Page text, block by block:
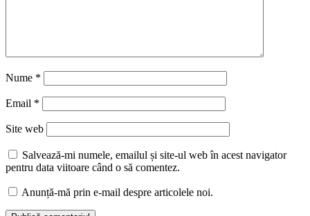
Nume *
Email *
Site web
Salvează-mi numele, emailul și site-ul web în acest navigator
pentru data viitoare când o să comentez.
Anunță-mă prin e-mail despre articolele noi.